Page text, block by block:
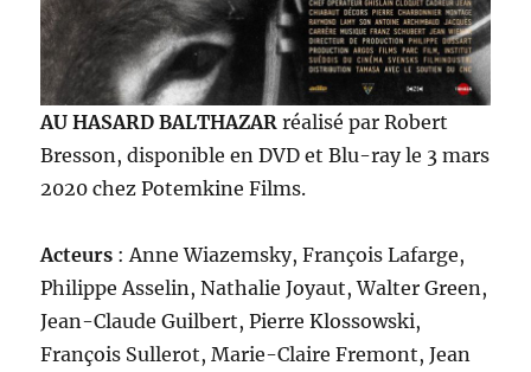
AU HASARD BALTHAZARréalisé par Robert
Bresson, disponible en DVD et Blu-ray le 3 mars
2020 chez Potemkine Films.
Acteurs : Anne Wiazemsky, François Lafarge,
Philippe Asselin, Nathalie Joyaut, Walter Green,
Jean-Claude Guilbert, Pierre Klossowski,
François Sullerot, Marie-Claire Fremont, Jean